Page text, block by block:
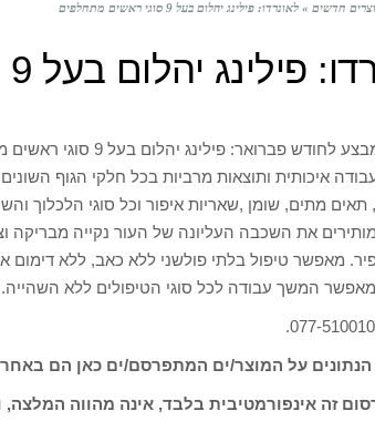
חדשים » לאונרדו: פילינג יהלום בעל 9 סוגי ראשים מתחלפים
יהלום בעל 9 סוגי ראשים מתחלפים
לאונרדו במבצע
איכותית ותוצאות מרביות בכל חלקי הגוף
תאים מתים, שומן ,שאריות איפור וכל סוגי הלכלוך
את השכבה העליונה של העור נקייה מבריקה
מאפשר טיפול בלתי פולשני ללא כאב, ללא
המשך עבודה לכל סוגי הטיפולים ללא השהייה.
על המוצר/ים המתפרסם/ים כאן הם
זה אינפורמטיבית בלבד, אינה מהווה המלצה,